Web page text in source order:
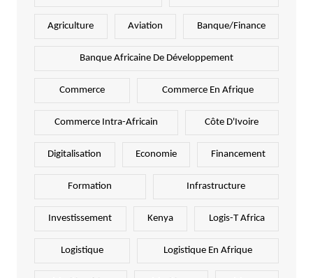
Agriculture Aviation Banque/Finance
Banque Africaine De Développement
Commerce Commerce En Afrique
Commerce Intra-Africain Côte D'Ivoire
Digitalisation Economie Financement
Formation Infrastructure
Investissement Kenya Logis-T Africa
Logistique Logistique En Afrique